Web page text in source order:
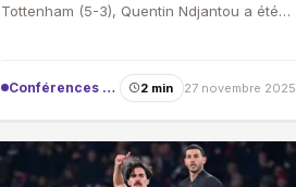
Tottenham (5-3), Quentin Ndjantou a été
Conférences de presse 2 min 27 novembre 2025